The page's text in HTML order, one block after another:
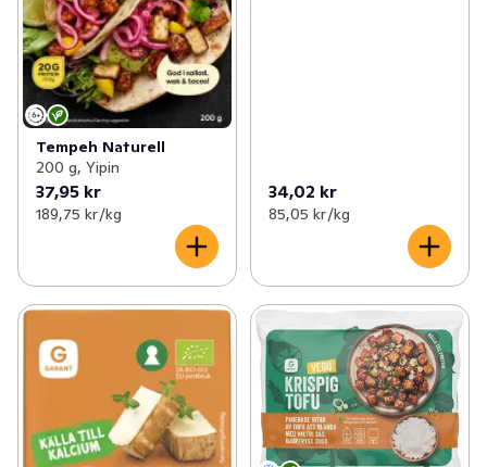
Tempeh Naturell
200 g, Yipin
37,95 kr
189,75 kr /kg
34,02 kr
85,05 kr /kg